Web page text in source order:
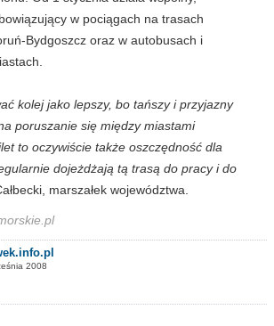
w pociągach na trasach
Bydgoszcz oraz w autobusach i
kolej jako lepszy, bo tańszy i przyjazny
poruszanie się między miastami
to oczywiście także oszczędność dla
dojeżdżają tą trasą do pracy i do
marszałek województwa.
2008